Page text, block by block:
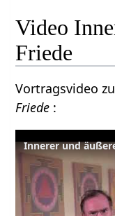
Video
Friede
Vortragsvideo
Friede :
Innerer und